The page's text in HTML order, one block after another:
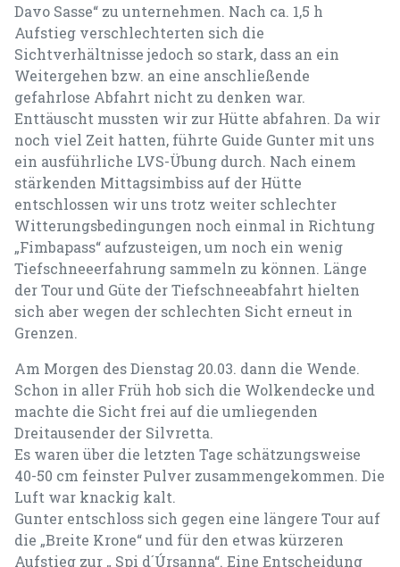
Davo Sasse“ zu unternehmen. Nach ca. 1,5 h
Aufstieg verschlechterten sich die
Sichtverhältnisse jedoch so stark, dass an ein
Weitergehen bzw. an eine anschließende
gefahrlose Abfahrt nicht zu denken war.
Enttäuscht mussten wir zur Hütte abfahren. Da wir
noch viel Zeit hatten, führte Guide Gunter mit uns
ein ausführliche LVS-Übung durch. Nach einem
stärkenden Mittagsimbiss auf der Hütte
entschlossen wir uns trotz weiter schlechter
Witterungsbedingungen noch einmal in Richtung
„Fimbapass“ aufzusteigen, um noch ein wenig
Tiefschneeerfahrung sammeln zu können. Länge
der Tour und Güte der Tiefschneeabfahrt hielten
sich aber wegen der schlechten Sicht erneut in
Grenzen.
Am Morgen des Dienstag 20.03. dann die Wende.
Schon in aller Früh hob sich die Wolkendecke und
machte die Sicht frei auf die umliegenden
Dreitausender der Silvretta.
Es waren über die letzten Tage schätzungsweise
40-50 cm feinster Pulver zusammengekommen. Die
Luft war knackig kalt.
Gunter entschloss sich gegen eine längere Tour auf
die „Breite Krone“ und für den etwas kürzeren
Aufstieg zur „ Spi d´Úrsanna“. Eine Entscheidung